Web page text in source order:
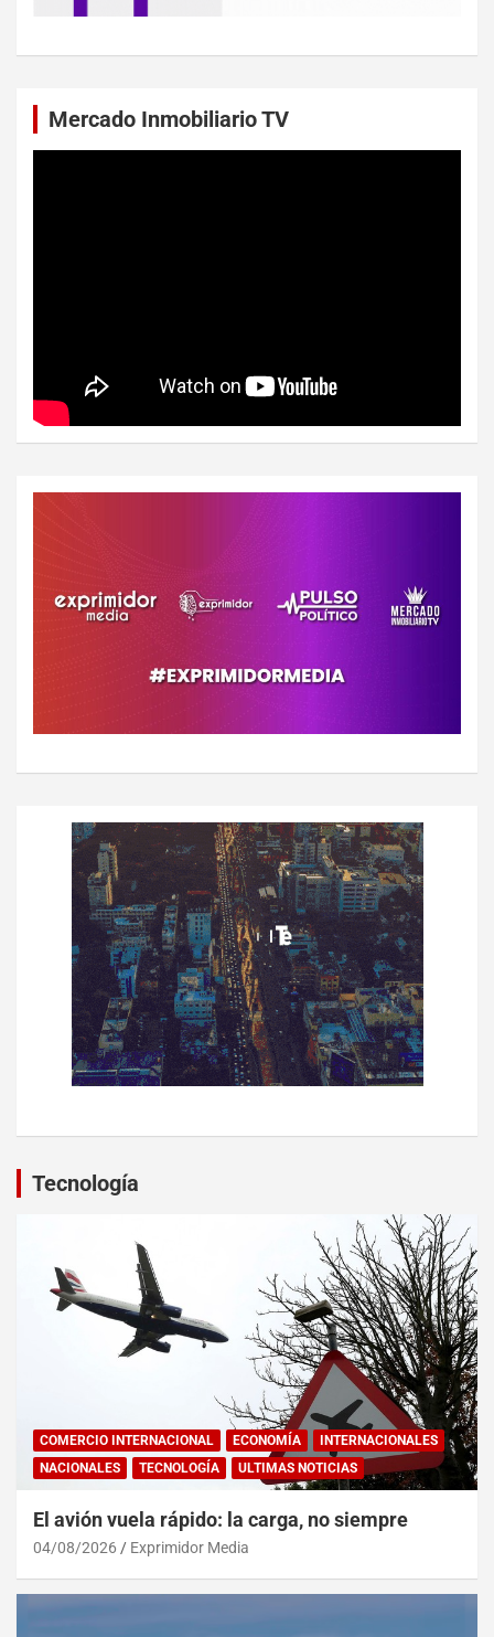
Mercado Inmobiliario TV
Tecnología
COMERCIO INTERNACIONAL ECONOMÍA
INTERNACIONALES
NACIONALES
TECNOLOGÍA ULTIMAS NOTICIAS
El avión vuela rápido: la carga, no siempre
04/08/2026 Exprimidor Media